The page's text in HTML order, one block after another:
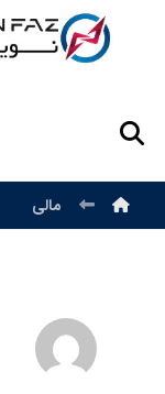
مالی